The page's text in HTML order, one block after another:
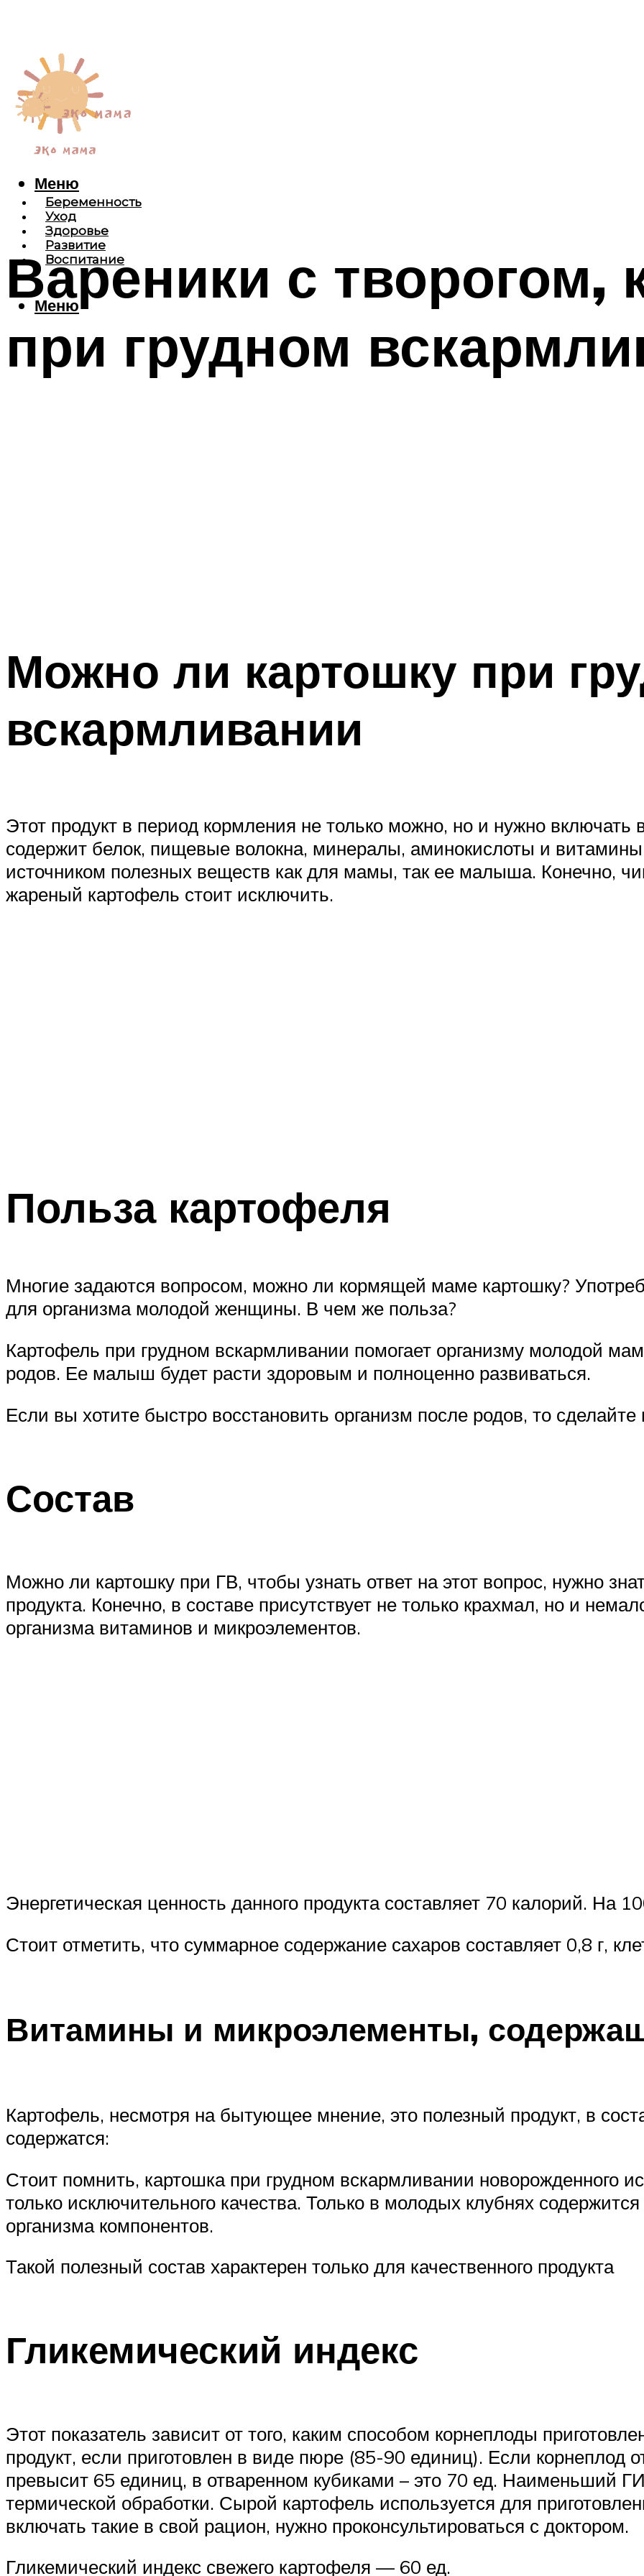
Беременность
Уход
Здоровье
Развитие
Воспитание
Меню
Меню
Вареники с творогом,
при грудном
Можно ли картошку при
вскармливании
Этот продукт в период кормления не только можно, но и нужно
содержит белок, пищевые волокна, минералы, аминокислоты и
источником полезных веществ как для мамы, так ее малыша. Конечно,
жареный картофель стоит исключить.
Польза картофеля
Многие задаются вопросом, можно ли кормящей маме картошку?
для организма молодой женщины. В чем же польза?
Картофель при грудном вскармливании помогает организму молодой
родов. Ее малыш будет расти здоровым и полноценно развиваться.
Если вы хотите быстро восстановить организм после родов, то
Состав
Можно ли картошку при ГВ, чтобы узнать ответ на этот вопрос, нужно
продукта. Конечно, в составе присутствует не только крахмал, но и
организма витаминов и микроэлементов.
Энергетическая ценность данного продукта составляет 70 калорий. На
Стоит отметить, что суммарное содержание сахаров составляет 0,8 г,
Витамины и микроэлементы,
Картофель, несмотря на бытующее мнение, это полезный продукт, в
содержатся:
Стоит помнить, картошка при грудном вскармливании новорожденного
только исключительного качества. Только в молодых клубнях
организма компонентов.
Такой полезный состав характерен только для качественного продукта
Гликемический индекс
Этот показатель зависит от того, каким способом корнеплоды
продукт, если приготовлен в виде пюре (85-90 единиц). Если корнеплод
превысит 65 единиц, в отваренном кубиками – это 70 ед. Наименьший
термической обработки. Сырой картофель используется для
включать такие в свой рацион, нужно проконсультироваться с доктором.
Гликемический индекс свежего картофеля — 60 ед.